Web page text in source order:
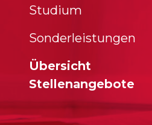
Studium
Sonderleistungen
Übersicht
Stellenangebote